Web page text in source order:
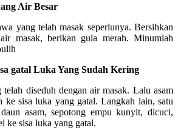
Air Besar
yang telah masak seperlunya. Bersihkan
masak, berikan gula merah. Minumlah
gatal Luka Yang Sudah Kering
diseduh dengan air masak. Lalu asam
ke sisa luka yang gatal. Langkah lain, satu
asam, sepotong empu kunyit, dicuci,
ke sisa luka yang gatal.